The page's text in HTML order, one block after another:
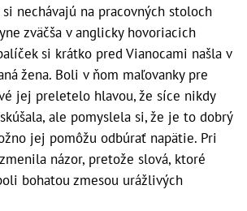
nechávajú na pracovných stoloch
zväčša v anglicky hovoriacich
si krátko pred Vianocami našla v
žena. Boli v ňom maľovanky pre
jej preletelo hlavou, že síce nikdy
ale pomyslela si, že je to dobrý
jej pomôžu odbúrať napätie. Pri
názor, pretože slová, ktoré
bohatou zmesou urážlivých